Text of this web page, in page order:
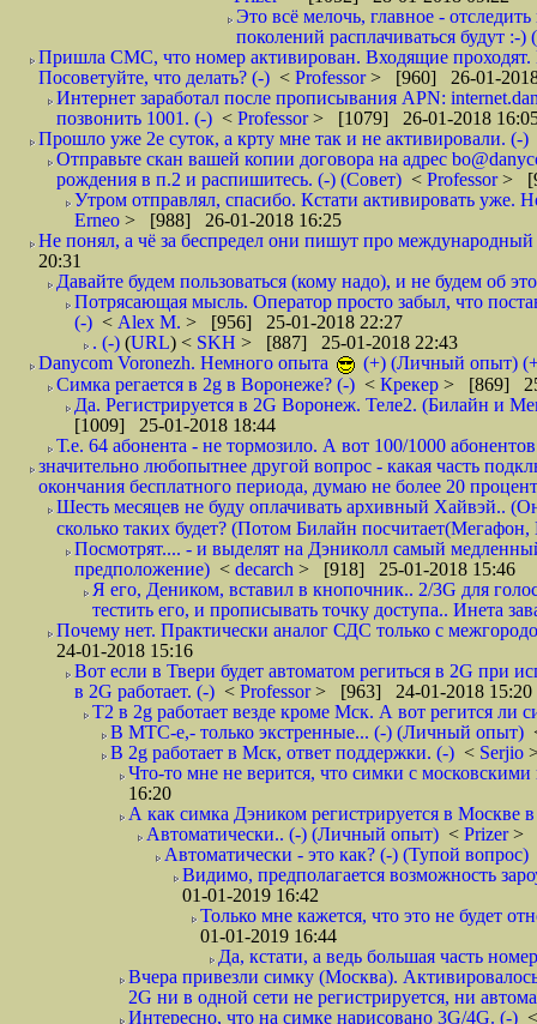
Это всё мелочь, главное -
поколений расплачиваться будут :-)
Пришла СМС, что номер активирован. Входящие проходят.
Посоветуйте, что делать? (-) < Professor> [960] 26-01-
Интернет заработал после прописывания APN:
позвонить 1001. (-) < Professor> [1079] 26-01-2018
Прошло уже 2е суток, а крту мне так и не активировали. (-)
Отправьте скан вашей копии договора на адрес
рождения в п.2 и распишитесь. (-) (Совет) < Professor>
Утром отправлял, спасибо. Кстати активировать уже.
Erneo > [988] 26-01-2018 16:25
Не понял, а чё за беспредел они пишут про
20:31
Давайте будем пользоваться (кому надо), и не будем об
Потрясающая мысль. Оператор просто забыл, что
(-) < Alex M. > [956] 25-01-2018 22:27
. (-) (URL) < SKH > [887] 25-01-2018 22:43
Danycom Voronezh. Немного опыта
(+) (Личный опыт)
Симка регается в 2g в Воронеже? (-) < Крекер > [869]
Да. Регистрируется в 2G Воронеж. Теле2. (Билайн и
[1009] 25-01-2018 18:44
Т.е. 64 абонента - не тормозило. А вот 100/1000
значительно любопытнее другой вопрос - какая часть
окончания бесплатного периода, думаю не более 20
Шесть месяцев не буду оплачивать архивный Хайвэй..
сколько таких будет? (Потом Билайн
Посмотрят.... - и выделят на Дэниколл самый
предположение) < decarch > [918] 25-01-2018 15:46
Я его, Деником, вставил в кнопочник.. 2/3G для
тестить его, и прописывать точку доступа.. Инета
Почему нет. Практически аналог СДС только с
24-01-2018 15:16
Вот если в Твери будет автоматом региться в 2G при
в 2G работает. (-) < Professor> [963] 24-01-2018 15:20
T2 в 2g работает везде кроме Мск. А вот регится
В МТС-е,- только экстренные... (-) (Личный опыт)
В 2g работает в Мск, ответ поддержки. (-) < Serjio
Что-то мне не верится, что симки с
16:20
А как симка Дэником регистрируется в Москве
Автоматически.. (-) (Личный опыт) < Prizer>
Автоматически - это как? (-) (Тупой вопрос)
Видимо, предполагается возможность
01-01-2019 16:42
Только мне кажется, что это не будет
01-01-2019 16:44
Да, кстати, а ведь большая часть
Вчера привезли симку (Москва).
2G ни в одной сети не регистрируется, ни
Интересно, что на симке нарисовано 3G/4G. (-)